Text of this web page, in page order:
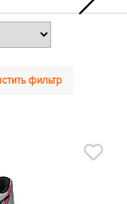
фильтр